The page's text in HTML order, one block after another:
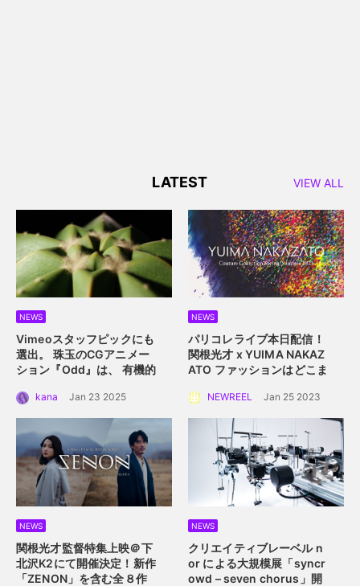
LATEST VIEW ALL
NEWS
Vimeoスタッフピックにも
選出。 珠玉のCGアニメー
ション『Odd』は、 有機的
則性を描く。
kana Jan 23 2025
NEWS
パリコレライブ本日配信！
関根光才 x YUIMA NAKAZ
ATO ファッションはどこま
れるか？
NEWREEL Jan 25 2023
NEWS
関根光才監督特集上映＠下
北沢K2にて開催決定！ 新作
「ZENON」を含む全８作
NEWS
クリエイティブレーベル n
or による大規模展 「syncr
owd – seven chorus」開